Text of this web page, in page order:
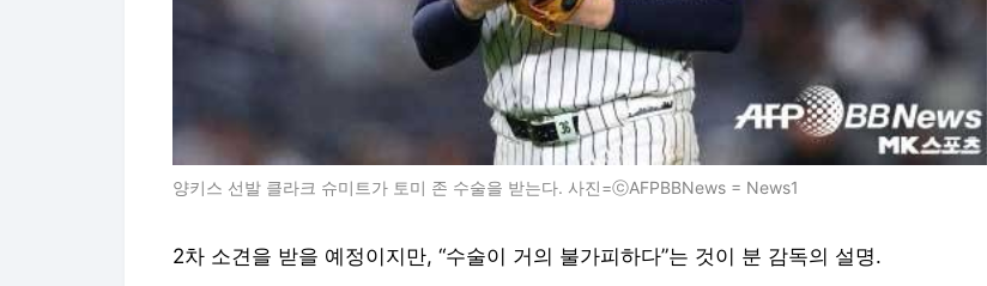
양키스 선발 클라크 슈미트가 토미 존 수술을 받는다. 사진=ⓒAFPBBNews = News1
2차 소견을 받을 예정이지만, “수술이 거의 불가피하다”는 것이 분 감독의 설명.